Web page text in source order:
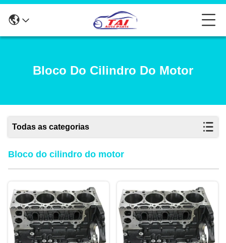
Bloco Do Cilindro Do Motor
Todas as categorias
Bloco do cilindro do motor